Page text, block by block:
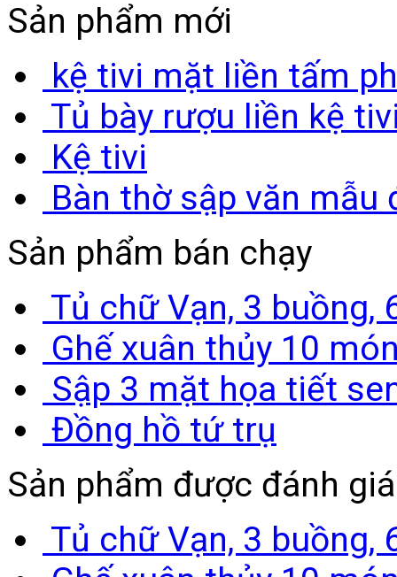
Sản phẩm mới
kệ tivi mặt liền tấm
Tủ bày rượu liền kệ
Kệ tivi
Bàn thờ sập văn mẫu
Sản phẩm bán chạy
Tủ chữ Vạn, 3 buồng,
Ghế xuân thủy 10
Sập 3 mặt họa tiết
Đồng hồ tứ trụ
Sản phẩm được đánh
Tủ chữ Vạn, 3 buồng,